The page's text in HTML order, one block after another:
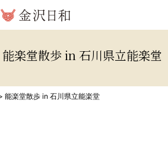
能楽堂散歩 in 石川県立能楽堂
能楽堂散歩 in 石川県立能楽堂